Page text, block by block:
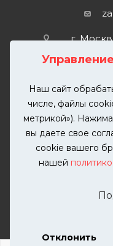
Наш сайт
числе, файлы
метрикой»).
вы даете свое
cookie вашего
нашей
Отклонить
г.
2026 ©
автомобилей. Вся
разрешения